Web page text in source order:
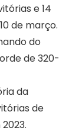
e 14
de março.
do
de 320-
da
de